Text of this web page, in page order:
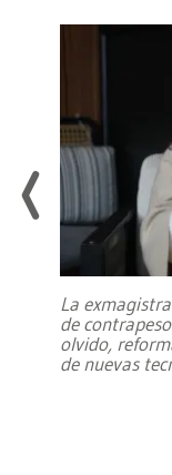
La
de
olvido,
de nuevas